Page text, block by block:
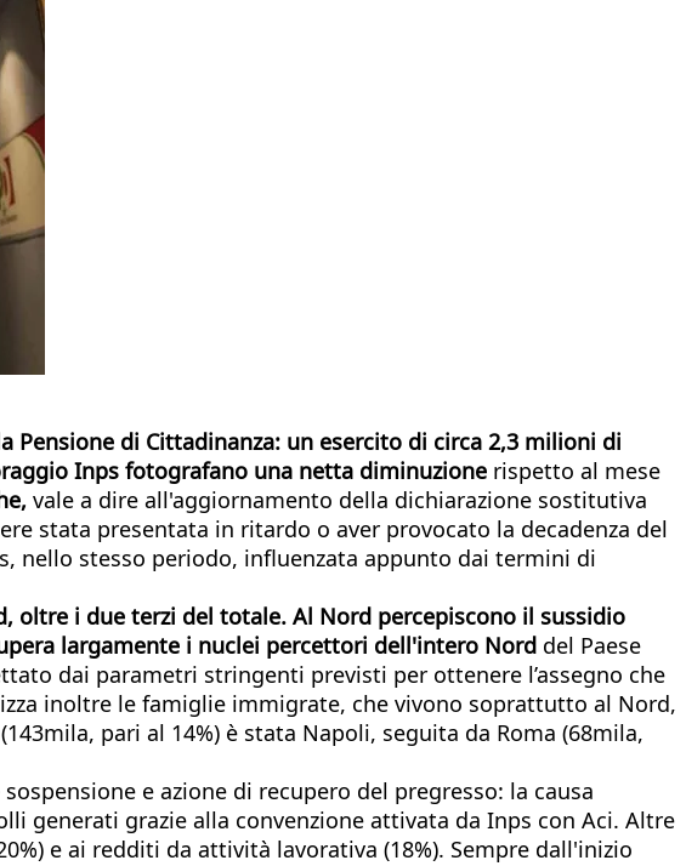
di Cittadinanza: un esercito di circa 2,3 milioni di
Inps fotografano una netta diminuzione rispetto al mese
vale a dire all'aggiornamento della dichiarazione sostitutiva
stata presentata in ritardo o aver provocato la decadenza del
nello stesso periodo, influenzata appunto dai termini di
oltre i due terzi del totale. Al Nord percepiscono il sussidio
largamente i nuclei percettori dell'intero Nord del Paese
dai parametri stringenti previsti per ottenere l’assegno che
inoltre le famiglie immigrate, che vivono soprattutto al Nord,
pari al 14%) è stata Napoli, seguita da Roma (68mila,
e azione di recupero del pregresso: la causa
generati grazie alla convenzione attivata da Inps con Aci. Altre
e ai redditi da attività lavorativa (18%). Sempre dall'inizio